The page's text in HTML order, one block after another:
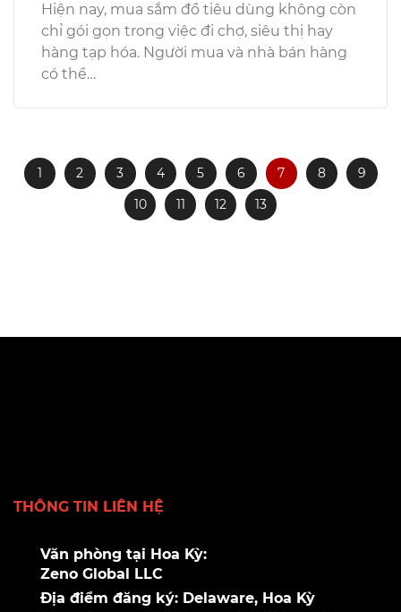
Hiện nay, mua sắm đồ tiêu dùng không còn
chỉ gói gọn trong việc đi chợ, siêu thị hay
hàng tạp hóa. Người mua và nhà bán hàng
có thể…
1 2 3 4 5 6 7 8
9
10
11 12 13
THÔNG TIN LIÊN HỆ
Văn phòng tại Hoa Kỳ:
Zeno Global LLC
Địa điểm đăng ký: Delaware, Hoa Kỳ